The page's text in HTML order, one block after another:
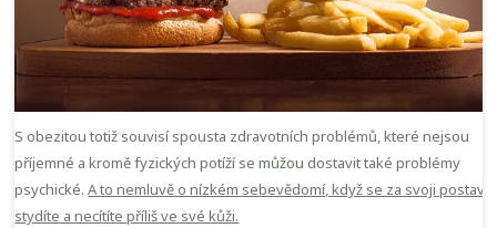
S obezitou totiž souvisí spousta zdravotních problémů, které nejsou
příjemné a kromě fyzických potíží se můžou dostavit také problémy
psychické.A to nemluvě o nízkém sebevědomí, když se za svoji postavu
stydíte a necítíte příliš ve své kůži.